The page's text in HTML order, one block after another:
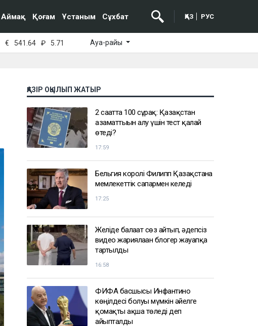
Аймақ Қоғам Ұстаным Сұхбат ҚАЗ РУС
€ 541.64 ₽ 5.71 Ауа-райы
ҚАЗІР ОҚЫЛЫП ЖАТЫР
2 сағатта 100 сұрақ: Қазақстан
азаматтығын алу үшін тест қалай
өтеді?
17:59
Бельгия королі Филипп Қазақстанға
мемлекеттік сапармен келеді
17:25
Желіде балағат сөз айтып, әдепсіз
видео жариялаған блогер жауапқа
тартылды
16:58
ФИФА басшысы Инфантино
көңілдесі болуы мүмкін әйелге
қомақты ақша төледі деп
айыпталды